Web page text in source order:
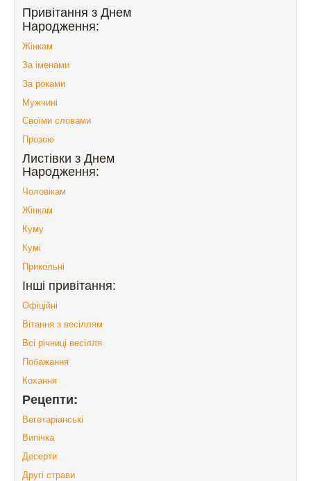
Привітання з Днем
Народження:
Жінкам
За іменами
За роками
Мужчині
Своїми словами
Прозою
Листівки з Днем
Народження:
Чоловікам
Жінкам
Куму
Кумі
Прикольні
Інші привітання:
Офіційні
Вітання з весіллям
Всі річниці весілля
Побажання
Кохання
Рецепти:
Вегетаріанські
Випічка
Десерти
Другі страви